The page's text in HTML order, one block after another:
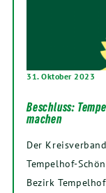
31. Oktober 2023
Beschluss:
machen
Der
Tempelhof-
Bezirk